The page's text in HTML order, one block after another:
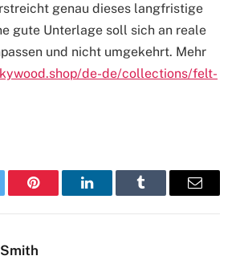
genau dieses langfristige
gute Unterlage soll sich an reale
und nicht umgekehrt. Mehr
de-de/collections/felt-
Pinterest LinkedInTumblr Email